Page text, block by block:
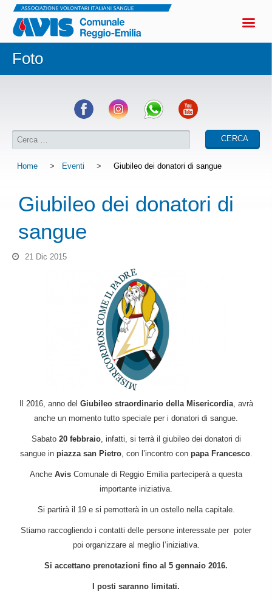
Foto
Home > Eventi > Giubileo dei donatori di sangue
Giubileo dei donatori di
sangue
21 Dic 2015
Il 2016, anno del Giubileo straordinario della Misericordia, avrà
anche un momento tutto speciale per i donatori di sangue.
Sabato 20 febbraio, infatti, si terrà il giubileo dei donatori di
sangue in piazza san Pietro, con l’incontro con papa Francesco.
Anche Avis Comunale di Reggio Emilia parteciperà a questa
importante iniziativa.
Si partirà il 19 e si pernotterà in un ostello nella capitale.
Stiamo raccogliendo i contatti delle persone interessate per poter
poi organizzare al meglio l’iniziativa.
Si accettano prenotazioni fino al 5 gennaio 2016.
I posti saranno limitati.